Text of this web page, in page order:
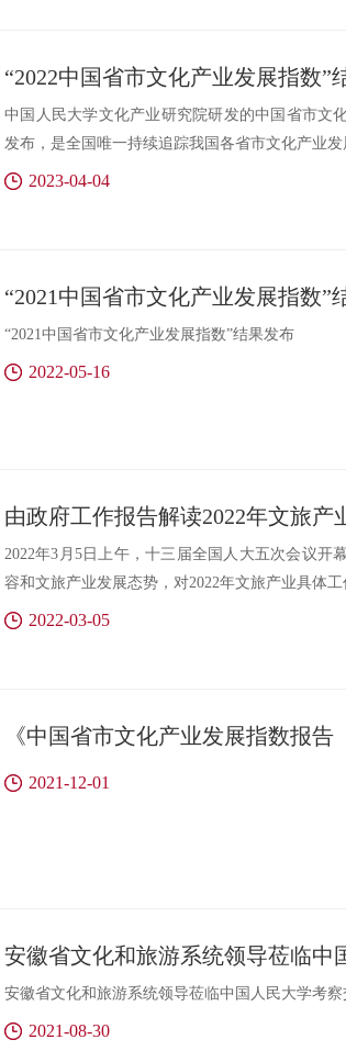
“2022中国省市文化产业发展指数”
中国人民大学文化产业研究院研发的中国省市文
发布，是全国唯一持续追踪我国各省市文化产业发
2023-04-04
“2021中国省市文化产业发展指数”
“2021中国省市文化产业发展指数”结果发布
2022-05-16
由政府工作报告解读2022年文旅产
2022年3月5日上午，十三届全国人大五次会议开
容和文旅产业发展态势，对2022年文旅产业具体工
2022-03-05
《中国省市文化产业发展指数报告
2021-12-01
安徽省文化和旅游系统领导莅临中
安徽省文化和旅游系统领导莅临中国人民大学考
2021-08-30